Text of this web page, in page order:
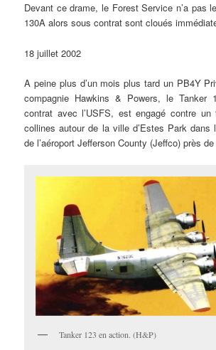
Devant ce drame, le Forest Service n’a pas
130A alors sous contrat sont cloués
18 juillet 2002
A peine plus d’un mois plus tard un PB4Y
compagnie Hawkins & Powers, le Tanker
contrat avec l’USFS, est engagé contre
collines autour de la ville d’Estes Park dans
de l’aéroport Jefferson County (Jeffco) près
Tanker 123 en action. (H&P)